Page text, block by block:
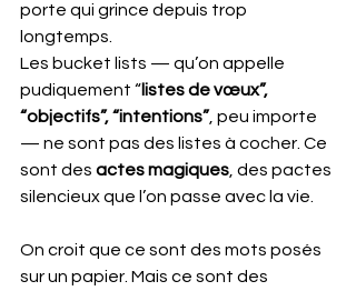
porte qui grince depuis trop
longtemps.
Les bucket lists — qu’on appelle
pudiquement “listes de vœux”,
“objectifs”, “intentions”, peu importe
— ne sont pas des listes à cocher. Ce
sont des actes magiques, des pactes
silencieux que l’on passe avec la vie.
On croit que ce sont des mots posés
sur un papier. Mais ce sont des